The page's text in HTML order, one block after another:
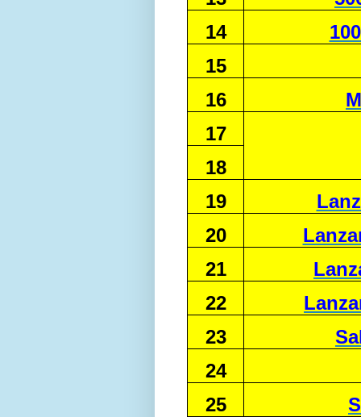
14
15
16
17
18
19
20
21
22
23
24
25